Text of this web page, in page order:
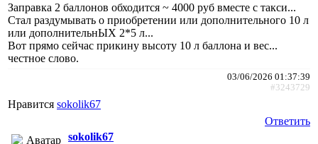
Заправка 2 баллонов обходится ~ 4000 руб вместе с такси...
Стал раздумывать о приобретении или дополнительного 10 л
или дополнительнЫХ 2*5 л...
Вот прямо сейчас прикину высоту 10 л баллона и вес...
честное слово.
03/06/2026 01:37:39
#3243729
Нравится sokolik67
Ответить
sokolik67